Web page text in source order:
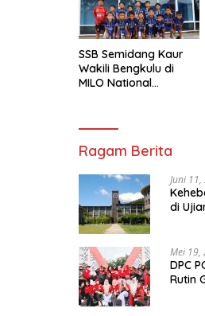
SSB Semidang Kaur
Wakili Bengkulu di
MILO National
Ragam Berita
Juni
di
Mei 19,
DPC
Rutin